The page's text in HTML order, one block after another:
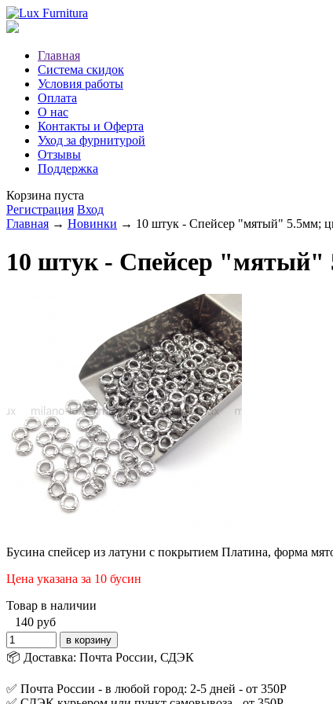
Главная
Система скидок
Условия работы
Оплата
О нас
Контакты и Оферта
Уход за фурнитурой
Отзывы
Поддержка
Корзина пуста
Регистрация Вход
Главная → Новинки → 10 штук - Спейсер "мятый" 5.5мм;
10 штук - Спейсер "мятый"
Бусина спейсер из латуни с покрытием Платина, форма
Цена указана за 10 бусин
Товар в наличии
140 руб
📦 Доставка: Почта России, СДЭК
✅ Почта России - в любой город: 2-5 дней - от 350Р